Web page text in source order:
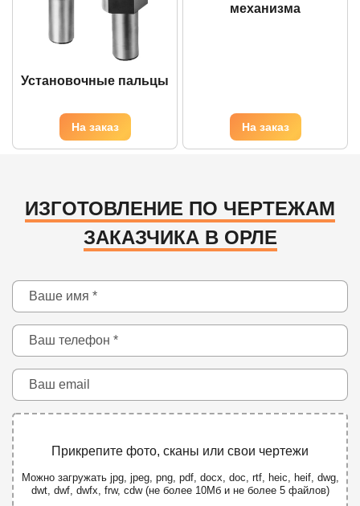
Установочные пальцы
механизма
ИЗГОТОВЛЕНИЕ ПО ЧЕРТЕЖАМ
ЗАКАЗЧИКА В ОРЛЕ
Прикрепите фото, сканы или свои чертежи
Можно загружать jpg, jpeg, png, pdf, docx, doc, rtf, heic, heif, dwg,
dwt, dwf, dwfx, frw, cdw (не более 10Мб и не более 5 файлов)